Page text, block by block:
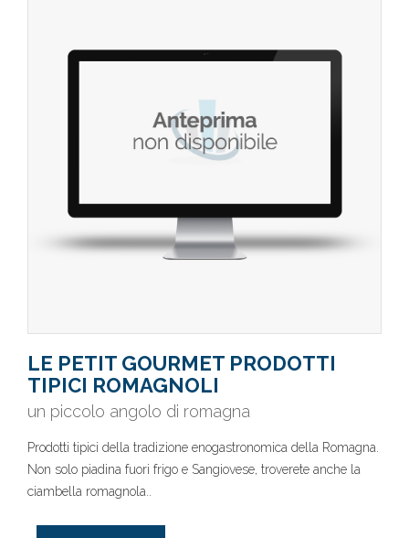
LE PETIT GOURMET PRODOTTI
TIPICI ROMAGNOLI
un piccolo angolo di romagna
Prodotti tipici della tradizione enogastronomica della Romagna.
Non solo piadina fuori frigo e Sangiovese, troverete anche la
ciambella romagnola..